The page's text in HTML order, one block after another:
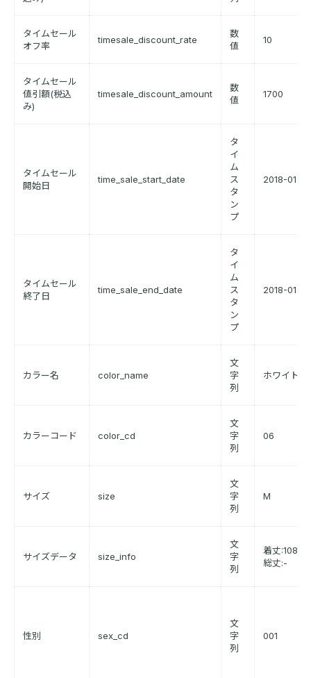
タイムセール
オフ率
timesale_discount_rate
数
値
10
タイムセール
値引額(税込
み)
timesale_discount_amount
数
値
1700
タイムセール
開始日
time_sale_start_date
タ
イ
ム
ス
タ
ン
プ
2018-01-
タイムセール
終了日
time_sale_end_date
タ
イ
ム
ス
タ
ン
プ
2018-01-
カラー名 color_name
文
字
列
ホワイト系
カラーコード color_cd
文
字
列
06
サイズ size
文
字
列
M
サイズデータ size_info
文
字
列
着丈:108,
総丈:-
性別 sex_cd
文
字
列
001